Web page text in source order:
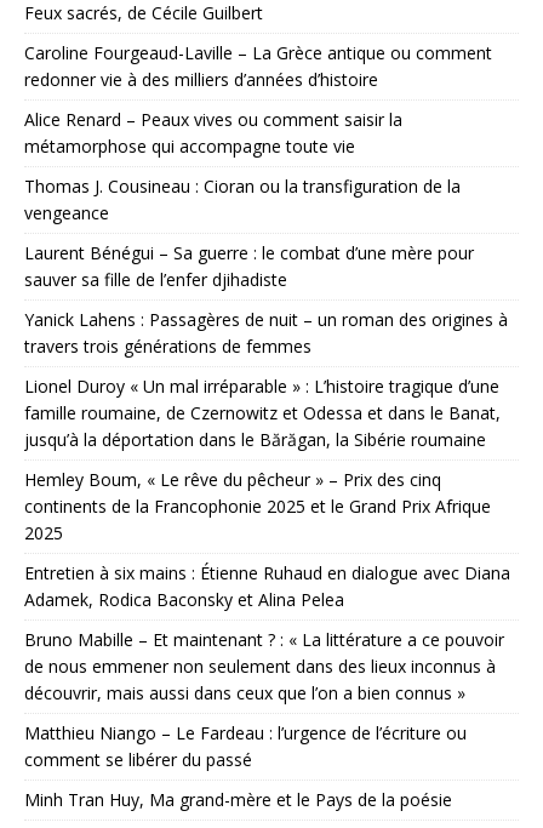
Feux sacrés, de Cécile Guilbert
Caroline Fourgeaud-Laville – La Grèce antique ou comment
redonner vie à des milliers d’années d’histoire
Alice Renard – Peaux vives ou comment saisir la
métamorphose qui accompagne toute vie
Thomas J. Cousineau : Cioran ou la transfiguration de la
vengeance
Laurent Bénégui – Sa guerre : le combat d’une mère pour
sauver sa fille de l’enfer djihadiste
Yanick Lahens : Passagères de nuit – un roman des origines à
travers trois générations de femmes
Lionel Duroy « Un mal irréparable » : L’histoire tragique d’une
famille roumaine, de Czernowitz et Odessa et dans le Banat,
jusqu’à la déportation dans le Bărăgan, la Sibérie roumaine
Hemley Boum, « Le rêve du pêcheur » – Prix des cinq
continents de la Francophonie 2025 et le Grand Prix Afrique
2025
Entretien à six mains : Étienne Ruhaud en dialogue avec Diana
Adamek, Rodica Baconsky et Alina Pelea
Bruno Mabille – Et maintenant ? : « La littérature a ce pouvoir
de nous emmener non seulement dans des lieux inconnus à
découvrir, mais aussi dans ceux que l’on a bien connus »
Matthieu Niango – Le Fardeau : l’urgence de l’écriture ou
comment se libérer du passé
Minh Tran Huy, Ma grand-mère et le Pays de la poésie